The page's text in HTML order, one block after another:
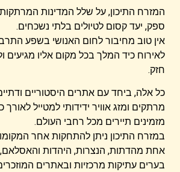
המזרח התיכון, על שלל המדינות
ספק, יעד קסום לטיולים בלתי נשכחים.
אין טוב מחיבור לחום האנושי בשפע
לאירוח כיד המלך בכל מקום אליו מגיעים
חזק.
כל אלה, ביחד עם אתרים היסטוריים
מרתקים ומזג אוויר ידידותי למטייל
מזמינים תיירים מכל רחבי העולם.
במזרח התיכון ניתן להתחקות אחר
אחת מהדתות, הנצרות, היהדות והאסלאם,
בערים עתיקות מרכזיות ובאתרים